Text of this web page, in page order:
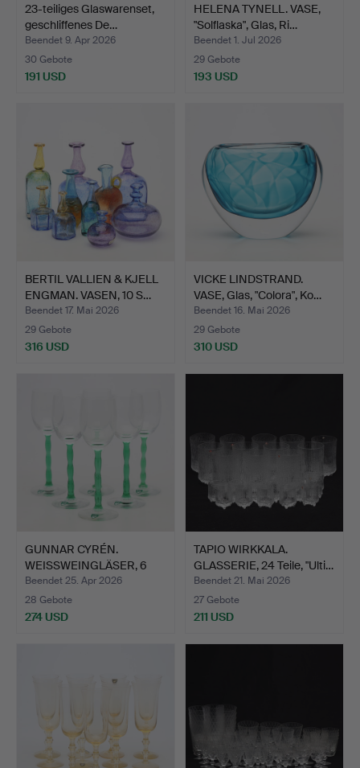
23-teiliges Glaswarenset,
geschliffenes De…
Beendet 9. Apr 2026
30 Gebote
191 USD
HELENA TYNELL. VASE,
"Solflaska", Glas, Ri…
Beendet 1. Jul 2026
29 Gebote
193 USD
BERTIL VALLIEN & KJELL
ENGMAN. VASEN, 10 S…
Beendet 17. Mai 2026
29 Gebote
316 USD
VICKE LINDSTRAND.
VASE, Glas, "Colora", Ko…
Beendet 16. Mai 2026
29 Gebote
310 USD
GUNNAR CYRÉN.
WEISSWEINGLÄSER, 6
Stk., grü…
Beendet 25. Apr 2026
28 Gebote
274 USD
TAPIO WIRKKALA.
GLASSERIE, 24 Teile, "Ulti…
Beendet 21. Mai 2026
27 Gebote
211 USD